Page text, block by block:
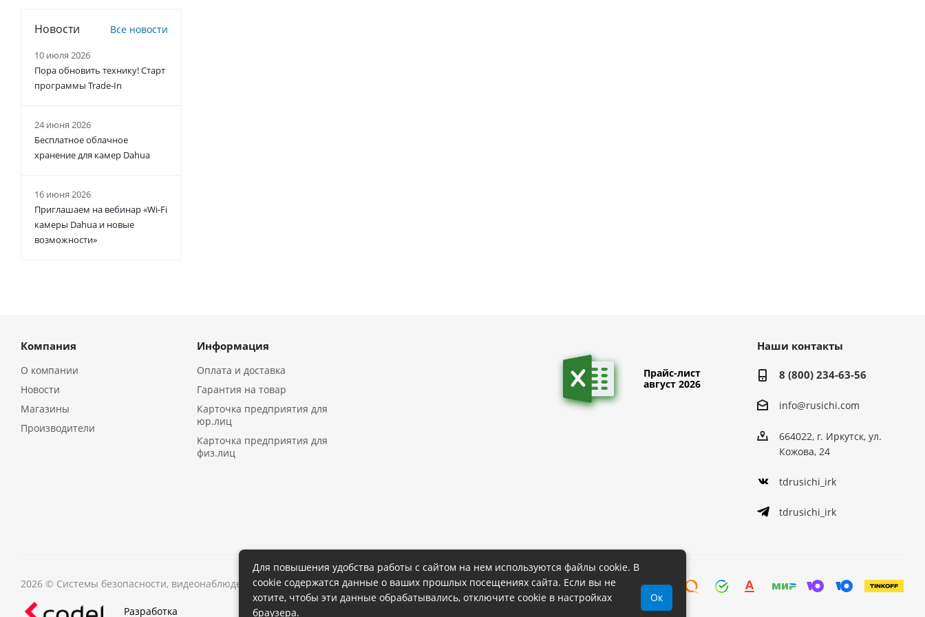
Новости Все новости
10 июля 2026
Пора обновить технику! Старт
программы Trade-In
24 июня 2026
Бесплатное облачное
хранение для камер Dahua
16 июня 2026
Приглашаем на вебинар «Wi-Fi
камеры Dahua и новые
возможности»
Компания
О компании
Новости
Магазины
Производители
Информация
Оплата и доставка
Гарантия на товар
Карточка предприятия для
юр.лиц
Карточка предприятия для
физ.лиц
Прайс-лист
август 2026
Наши контакты
8 (800) 234-63-56
info@rusichi.com
664022, г. Иркутск, ул.
Кожова, 24
tdrusichi_irk
tdrusichi_irk
2026 © Системы безопасности, видеонаблюдения в ИркутскеПолитика конфиденциальности
Разработка
Для повышения удобства работы с сайтом на нем используются файлы cookie. В
cookie содержатся данные о ваших прошлых посещениях сайта. Если вы не
хотите, чтобы эти данные обрабатывались, отключите cookie в настройках
браузера.
Ок